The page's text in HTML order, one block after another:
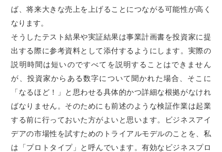
ば、将来大きな売上を上げることにつながる可能性が高く
なります。
そうしたテスト結果や実証結果は事業計画書を投資家に提
出する際に参考資料として添付するようにします。実際の
説明時間は短いのですべてを説明することはできません
が、投資家からある数字について聞かれた場合、そこに
「なるほど！」と思わせる具体的かつ詳細な根拠がなけれ
ばなりません。そのためにも前述のような検証作業は起業
する前に行っておいた方がよいと思います。ビジネスアイ
デアの市場性を試すためのトライアルモデルのことを、私
は「プロトタイプ」と呼んでいます。有効なビジネスプロ